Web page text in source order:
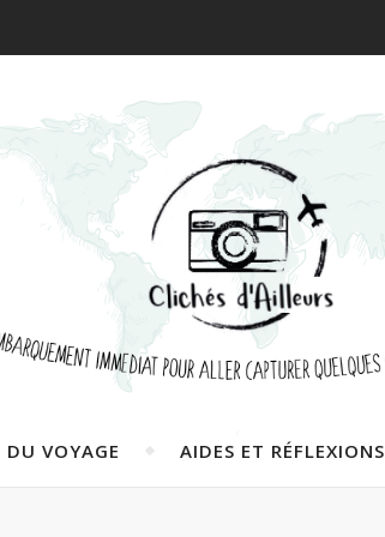
VOYAGE AIDES ET RÉFLEXIONS